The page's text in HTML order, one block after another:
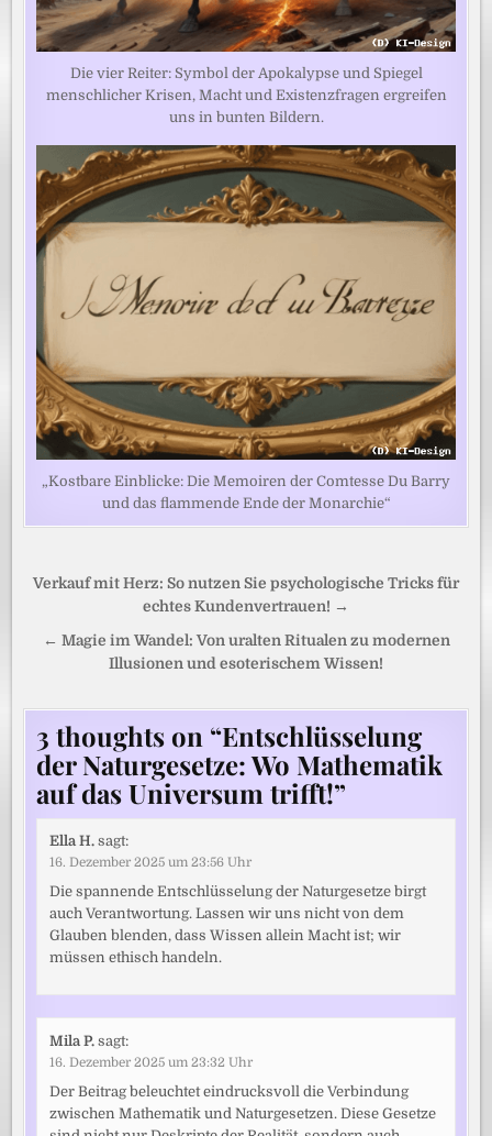
Die vier Reiter: Symbol der Apokalypse und Spiegel
menschlicher Krisen, Macht und Existenzfragen ergreifen
uns in bunten Bildern.
„Kostbare Einblicke: Die Memoiren der Comtesse Du Barry
und das flammende Ende der Monarchie“
Beitragsnavigation
Verkauf mit Herz: So nutzen Sie psychologische Tricks für
echtes Kundenvertrauen! →
← Magie im Wandel: Von uralten Ritualen zu modernen
Illusionen und esoterischem Wissen!
3 thoughts on “Entschlüsselung
der Naturgesetze: Wo Mathematik
auf das Universum trifft!”
Ella H. sagt:
16. Dezember 2025 um 23:56 Uhr
Die spannende Entschlüsselung der Naturgesetze birgt
auch Verantwortung. Lassen wir uns nicht von dem
Glauben blenden, dass Wissen allein Macht ist; wir
müssen ethisch handeln.
Mila P. sagt:
16. Dezember 2025 um 23:32 Uhr
Der Beitrag beleuchtet eindrucksvoll die Verbindung
zwischen Mathematik und Naturgesetzen. Diese Gesetze